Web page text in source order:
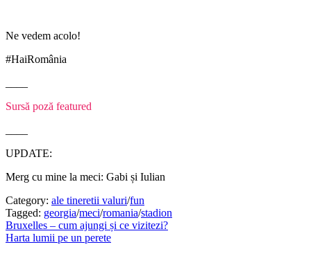
Ne vedem acolo!
#HaiRomânia
Sursă poză featured
UPDATE:
Merg cu mine la meci: Gabi și Iulian
Category: ale tineretii valuri/fun
Tagged: georgia/meci/romania/stadion
Post
navigation
Previous
post:
Bruxelles – cum ajungi și ce vizitezi?
Next
Harta lumii pe un perete